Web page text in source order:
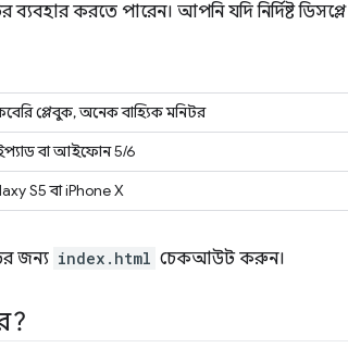
করতে পারেন। আপনি যদি নির্দিষ্ট
প্লেবুক, অনেক বাহ্যিক মনিটর
বা আইফোন 5/6
S5 বা iPhone X
জন্য index.html চেকআউট করুন।